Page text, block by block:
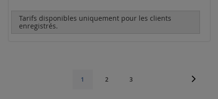
Tarifs disponibles uniquement pour les clients
enregistrés.
Vous
1 Page
2 Page
3